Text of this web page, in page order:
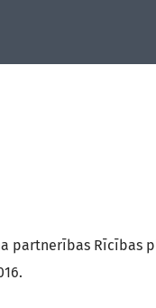
partnerības Rīcības